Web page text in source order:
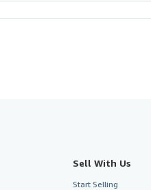
Sell With Us
Start Selling